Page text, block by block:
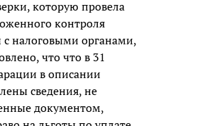
которую провела
контроля
с налоговыми органами,
что что в 31
в описании
сведения, не
документом,